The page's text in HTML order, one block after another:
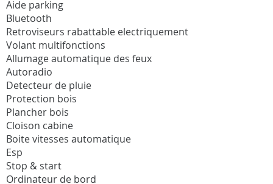
Aide parking
Bluetooth
Retroviseurs rabattable electriquement
Volant multifonctions
Allumage automatique des feux
Autoradio
Detecteur de pluie
Protection bois
Plancher bois
Cloison cabine
Boite vitesses automatique
Esp
Stop & start
Ordinateur de bord